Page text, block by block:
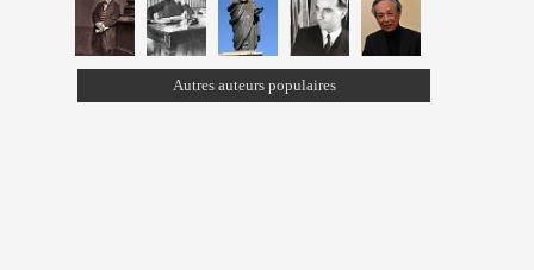
Autres auteurs populaires